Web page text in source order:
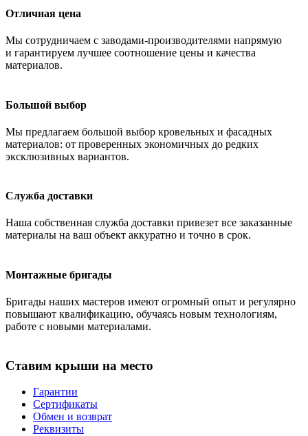
Отличная цена
Мы сотрудничаем с заводами-производителями напрямую
и гарантируем лучшее соотношение цены и качества
материалов.
Большой выбор
Мы предлагаем большой выбор кровельных и фасадных
материалов: от проверенных экономичных до редких
эксклюзивных вариантов.
Служба доставки
Наша собственная служба доставки привезет все заказанные
материалы на ваш объект аккуратно и точно в срок.
Монтажные бригады
Бригады наших мастеров имеют огромный опыт и регулярно
повышают квалификацию, обучаясь новым технологиям,
работе с новыми материалами.
Ставим крыши на место
Гарантии
Сертификаты
Обмен и возврат
Реквизиты